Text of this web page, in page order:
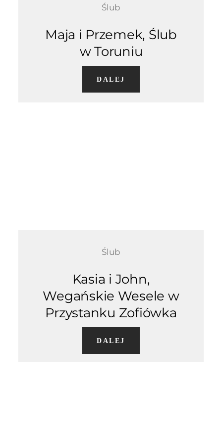
Ślub
Maja i Przemek, Ślub
w Toruniu
DALEJ
Ślub
Kasia i John,
Wegańskie Wesele w
Przystanku Zofiówka
DALEJ